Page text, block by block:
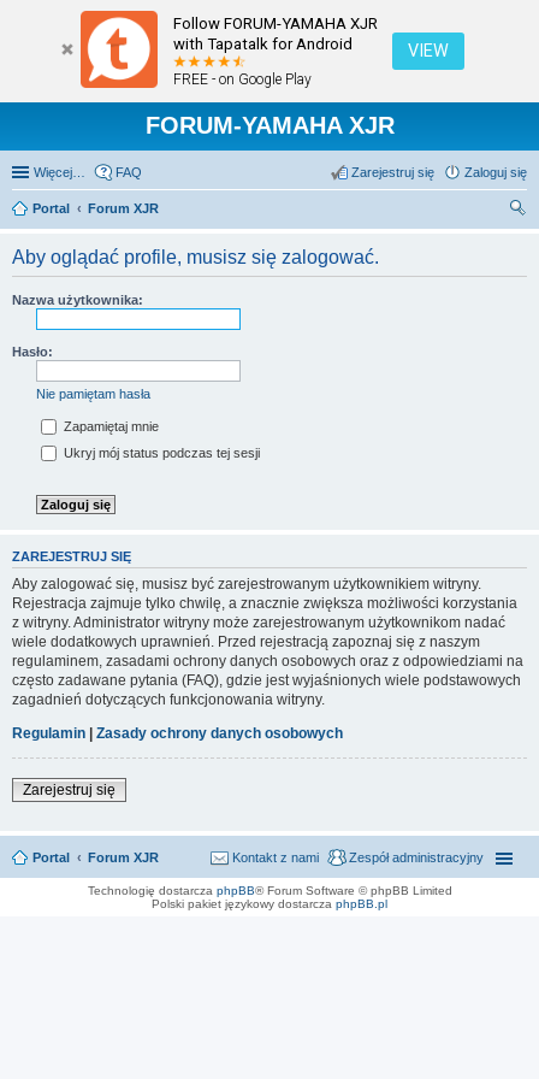
Follow FORUM-YAMAHA XJR
with Tapatalk for Android
FREE - on Google Play
VIEW
FORUM-YAMAHA XJR
Więcej… FAQ Zaloguj się
Zarejestruj się
Portal
Forum XJR
Aby oglądać profile, musisz się zalogować.
Nazwa użytkownika:
Hasło:
Nie pamiętam hasła
Zapamiętaj mnie
Ukryj mój status podczas tej sesji
ZAREJESTRUJ SIĘ
Aby zalogować się, musisz być zarejestrowanym użytkownikiem witryny.
Rejestracja zajmuje tylko chwilę, a znacznie zwiększa możliwości korzystania
z witryny. Administrator witryny może zarejestrowanym użytkownikom nadać
wiele dodatkowych uprawnień. Przed rejestracją zapoznaj się z naszym
regulaminem, zasadami ochrony danych osobowych oraz z odpowiedziami na
często zadawane pytania (FAQ), gdzie jest wyjaśnionych wiele podstawowych
zagadnień dotyczących funkcjonowania witryny.
Regulamin
Zasady ochrony danych osobowych
Zarejestruj się
Portal Forum XJR Zespół administracyjny
Kontakt z nami
Technologię dostarcza phpBB® Forum Software © phpBB Limited
Polski pakiet językowy dostarcza phpBB.pl